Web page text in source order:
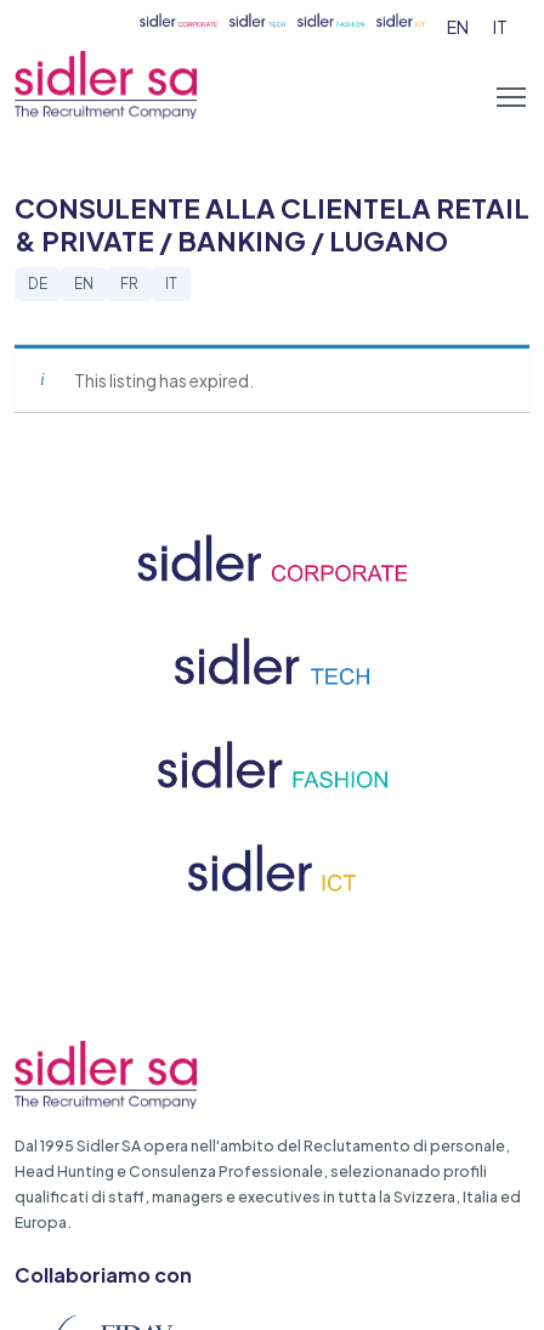
EN IT
CONSULENTE ALLA CLIENTELA RETAIL
& PRIVATE / BANKING / LUGANO
DE EN FR IT
This listing has expired.
Dal 1995 Sidler SA opera nell'ambito del Reclutamento di personale,
Head Hunting e Consulenza Professionale, selezionanado profili
qualificati di staff, managers e executives in tutta la Svizzera, Italia ed
Europa.
Collaboriamo con